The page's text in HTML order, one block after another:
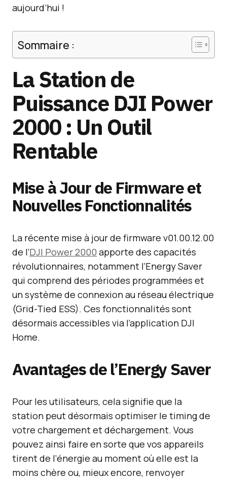
aujourd’hui !
Sommaire :
La Station de
Puissance DJI Power
2000 : Un Outil
Rentable
Mise à Jour de Firmware et
Nouvelles Fonctionnalités
La récente mise à jour de firmware v01.00.12.00
de l’DJI Power 2000 apporte des capacités
révolutionnaires, notamment l’Energy Saver
qui comprend des périodes programmées et
un système de connexion au réseau électrique
(Grid-Tied ESS). Ces fonctionnalités sont
désormais accessibles via l’application DJI
Home.
Avantages de l’Energy Saver
Pour les utilisateurs, cela signifie que la
station peut désormais optimiser le timing de
votre chargement et déchargement. Vous
pouvez ainsi faire en sorte que vos appareils
tirent de l’énergie au moment où elle est la
moins chère ou, mieux encore, renvoyer